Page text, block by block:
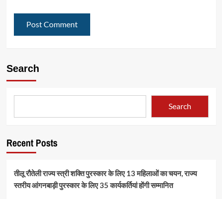
Search
Search
Recent Posts
तीलू रौतेली राज्य स्त्री शक्ति पुरस्कार के लिए 13 महिलाओं का चयन, राज्य
स्तरीय आंगनबाड़ी पुरस्कार के लिए 35 कार्यकर्तियां होंगी सम्मानित